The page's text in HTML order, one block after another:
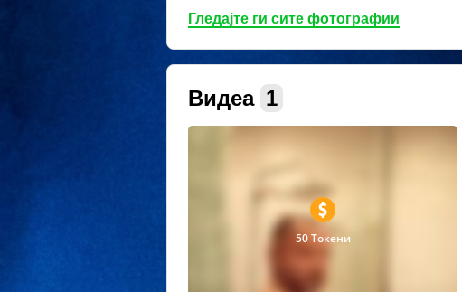
Гледајте ги сите фотографии
Видеа 1
50 Токени